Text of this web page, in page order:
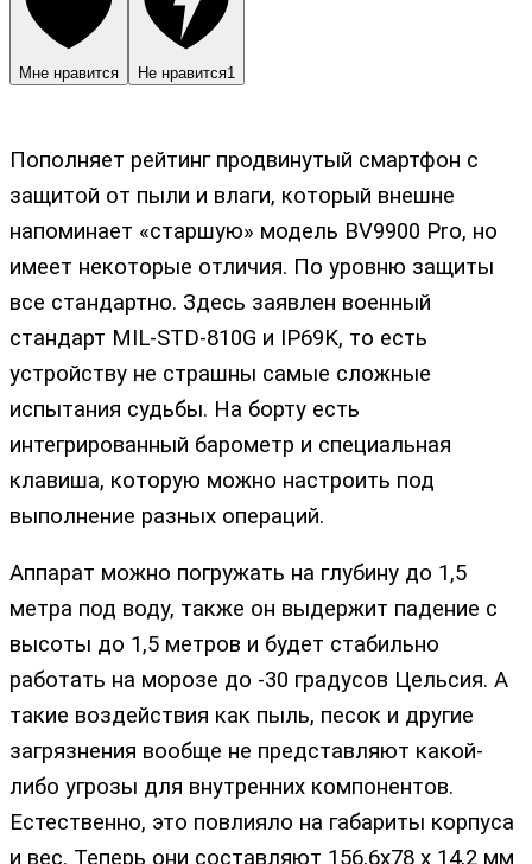
Мне нравится Не нравится1
Пополняет рейтинг продвинутый смартфон с
защитой от пыли и влаги, который внешне
напоминает «старшую» модель BV9900 Pro, но
имеет некоторые отличия. По уровню защиты
все стандартно. Здесь заявлен военный
стандарт MIL-STD-810G и IP69K, то есть
устройству не страшны самые сложные
испытания судьбы. На борту есть
интегрированный барометр и специальная
клавиша, которую можно настроить под
выполнение разных операций.
Аппарат можно погружать на глубину до 1,5
метра под воду, также он выдержит падение с
высоты до 1,5 метров и будет стабильно
работать на морозе до -30 градусов Цельсия. А
такие воздействия как пыль, песок и другие
загрязнения вообще не представляют какой-
либо угрозы для внутренних компонентов.
Естественно, это повлияло на габариты корпуса
и вес. Теперь они составляют 156,6х78 х 14,2 мм